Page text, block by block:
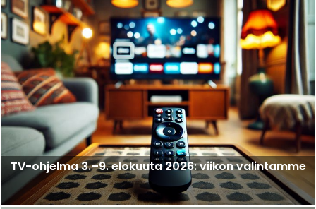
TV-ohjelma 3.–9. elokuuta 2026: viikon valintamme